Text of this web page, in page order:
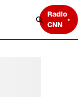
Radio
CNN